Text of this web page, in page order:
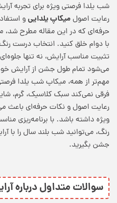
شب یلدا فرصتی ویژه برای تجربه
رعایت اصولمیکاپ یلداییو
حرفه‌ای که در این مقاله مطرح
با دوام خلق کنید. انتخاب درست
تثبیت مناسب آرایش، نه تنها
می‌شود تمام طول جشن از آرایش
مهم‌تر از همه، میکاپ شب یلدا
فرقی نمی‌کند سبک کلاسیک، گرم،
رعایت اصول و نکات حرفه‌ای باعث
ویژه داشته باشد. با برنامه‌ریزی
رنگ، می‌توانید شب بلند سال را با
جشن بگیرید.
سوالات متداول درباره